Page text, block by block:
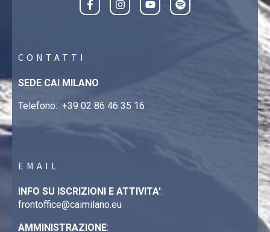
CONTATTI
SEDE CAI MILANO
Telefono: +39 02 86 46 35 16
EMAIL
INFO SU ISCRIZIONI E ATTIVITA’:
frontoffice@caimilano.eu
AMMINISTRAZIONE: